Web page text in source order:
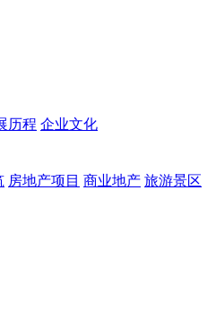
历程 企业文化
房地产项目 商业地产 旅游景区